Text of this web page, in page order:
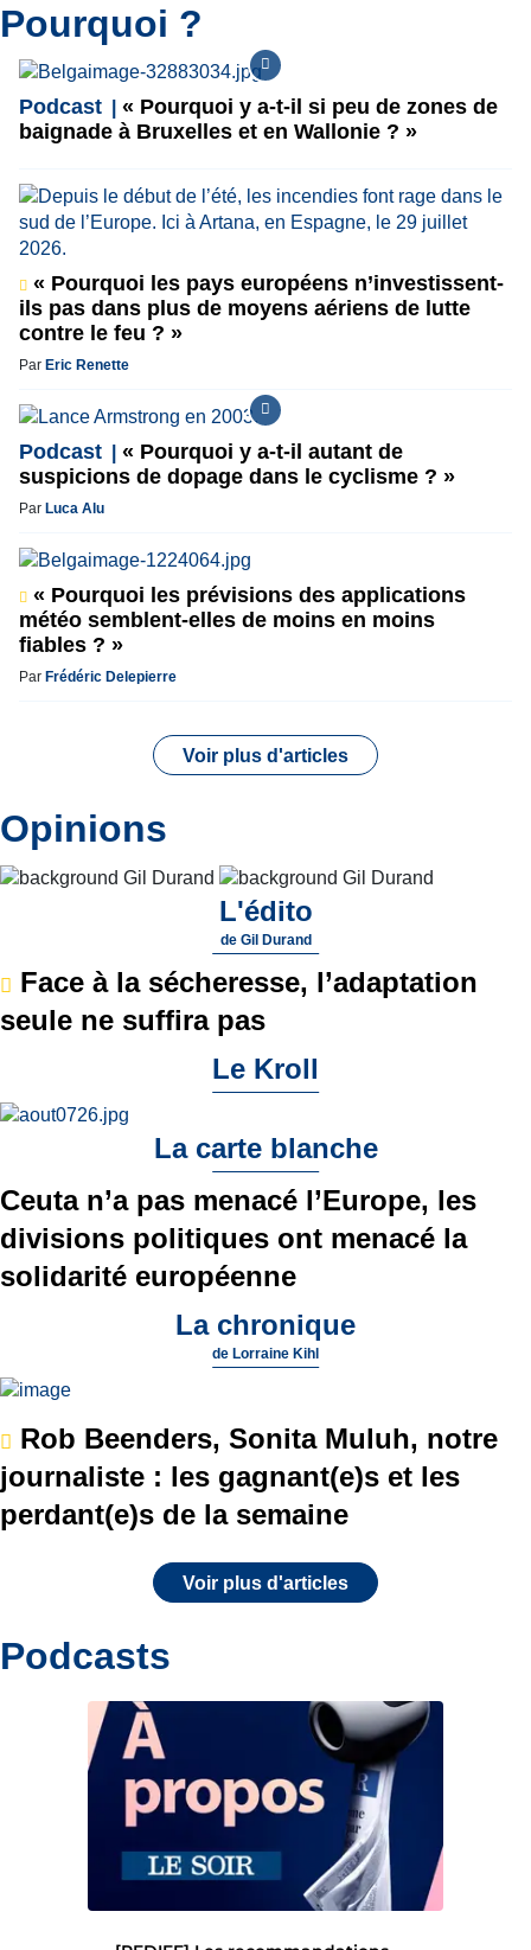
Pourquoi ?
Podcast
« Pourquoi y a-t-il si peu de zones de
baignade à Bruxelles et en Wallonie ? »
« Pourquoi les pays européens n’investissent-
ils pas dans plus de moyens aériens de lutte
contre le feu ? »
Par Eric Renette
Podcast
« Pourquoi y a-t-il autant de
suspicions de dopage dans le cyclisme ? »
Par Luca Alu
« Pourquoi les prévisions des applications
météo semblent-elles de moins en moins
fiables ? »
Par Frédéric Delepierre
Voir plus d'articles
Opinions
L'édito
de Gil Durand
Face à la sécheresse, l’adaptation
seule ne suffira pas
Le Kroll
La carte blanche
Ceuta n’a pas menacé l’Europe, les
divisions politiques ont menacé la
solidarité européenne
La chronique
de Lorraine Kihl
Rob Beenders, Sonita Muluh, notre
journaliste : les gagnant(e)s et les
perdant(e)s de la semaine
Voir plus d'articles
Podcasts